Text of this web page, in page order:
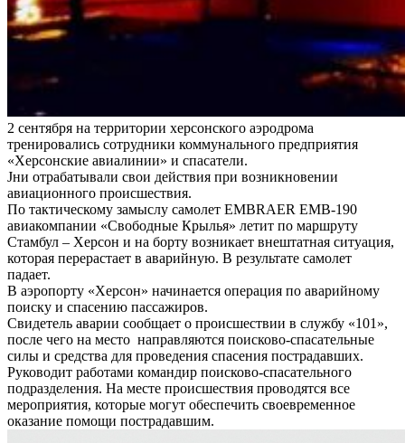
2 сентября на территории херсонского аэродрома
тренировались сотрудники коммунального предприятия
«Херсонские авиалинии» и спасатели.
Jни отрабатывали свои действия при возникновении
авиационного происшествия.
По тактическому замыслу самолет EMBRAER EMB-190
авиакомпании «Свободные Крылья» летит по маршруту
Стамбул – Херсон и на борту возникает внештатная ситуация,
которая перерастает в аварийную. В результате самолет
падает.
В аэропорту «Херсон» начинается операция по аварийному
поиску и спасению пассажиров.
Свидетель аварии сообщает о происшествии в службу «101»,
после чего на место направляются поисково-спасательные
силы и средства для проведения спасения пострадавших.
Руководит работами командир поисково-спасательного
подразделения. На месте происшествия проводятся все
мероприятия, которые могут обеспечить своевременное
оказание помощи пострадавшим.